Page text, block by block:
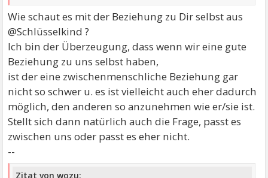
Wie schaut es mit der Beziehung zu Dir selbst aus
@Schlüsselkind ?
Ich bin der Überzeugung, dass wenn wir eine gute
Beziehung zu uns selbst haben,
ist der eine zwischenmenschliche Beziehung gar
nicht so schwer u. es ist vielleicht auch eher dadurch
möglich, den anderen so anzunehmen wie er/sie ist.
Stellt sich dann natürlich auch die Frage, passt es
zwischen uns oder passt es eher nicht.
--
Zitat von wozu: